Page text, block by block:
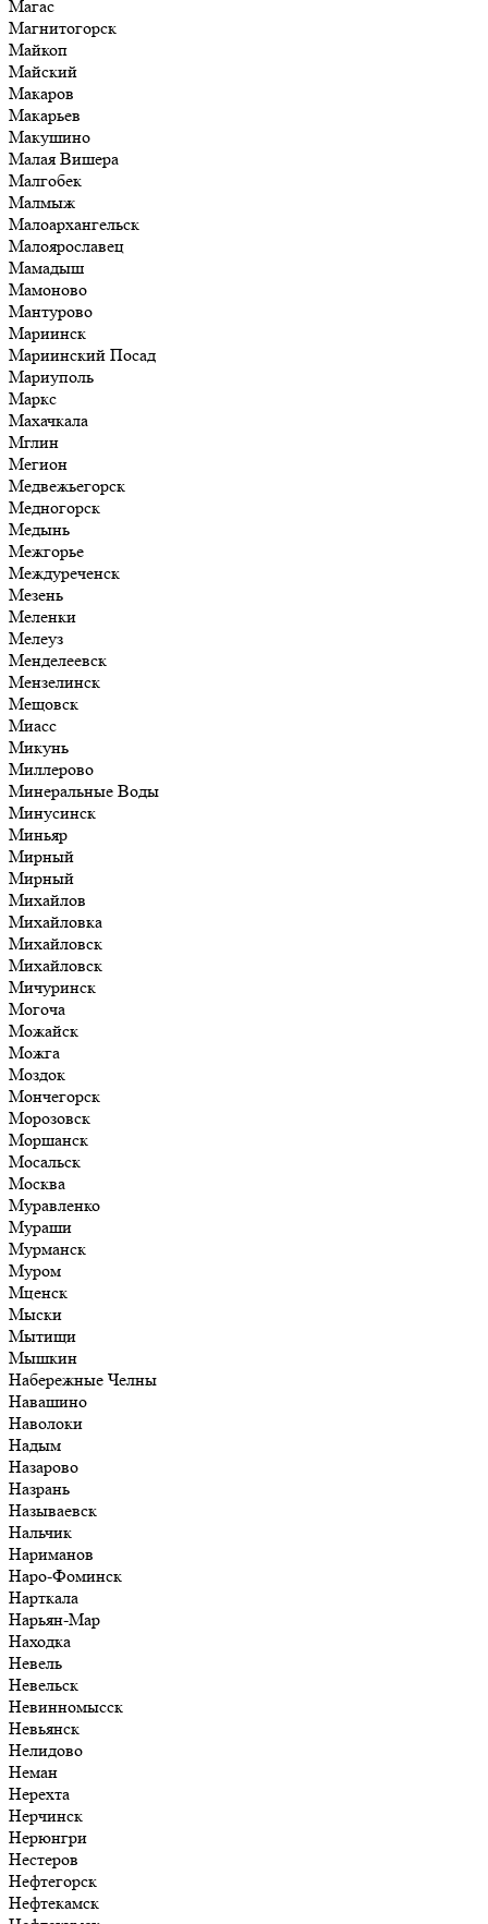
Магас
Магнитогорск
Майкоп
Майский
Макаров
Макарьев
Макушино
Малая Вишера
Малгобек
Малмыж
Малоархангельск
Малоярославец
Мамадыш
Мамоново
Мантурово
Мариинск
Мариинский Посад
Мариуполь
Маркс
Махачкала
Мглин
Мегион
Медвежьегорск
Медногорск
Медынь
Межгорье
Междуреченск
Мезень
Меленки
Мелеуз
Менделеевск
Мензелинск
Мещовск
Миасс
Микунь
Миллерово
Минеральные Воды
Минусинск
Миньяр
Мирный
Мирный
Михайлов
Михайловка
Михайловск
Михайловск
Мичуринск
Могоча
Можайск
Можга
Моздок
Мончегорск
Морозовск
Моршанск
Мосальск
Москва
Муравленко
Мураши
Мурманск
Муром
Мценск
Мыски
Мытищи
Мышкин
Набережные Челны
Навашино
Наволоки
Надым
Назарово
Назрань
Называевск
Нальчик
Нариманов
Наро-Фоминск
Нарткала
Нарьян-Мар
Находка
Невель
Невельск
Невинномысск
Невьянск
Нелидово
Неман
Нерехта
Нерчинск
Нерюнгри
Нестеров
Нефтегорск
Нефтекамск